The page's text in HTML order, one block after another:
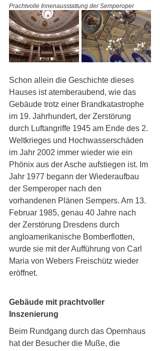
Prachtvolle Innenausstattung der Semperoper
Schon allein die Geschichte dieses
Hauses ist atemberaubend, wie das
Gebäude trotz einer Brandkatastrophe
im 19. Jahrhundert, der Zerstörung
durch Luftangriffe 1945 am Ende des 2.
Weltkrieges und Hochwasserschäden
im Jahr 2002 immer wieder wie ein
Phönix aus der Asche aufstiegen ist. Im
Jahr 1977 begann der Wiederaufbau
der Semperoper nach den
vorhandenen Plänen Sempers. Am 13.
Februar 1985, genau 40 Jahre nach
der Zerstörung Dresdens durch
angloamerikanische Bomberflotten,
wurde sie mit der Aufführung von Carl
Maria von Webers Freischütz wieder
eröffnet.
Gebäude mit prachtvoller
Inszenierung
Beim Rundgang durch das Opernhaus
hat der Besucher die Muße, die